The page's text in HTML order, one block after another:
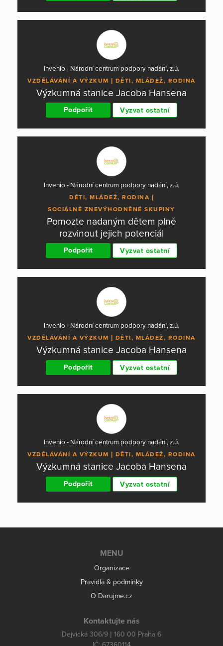
Invenio - Národní centrum podpory nadání, z.ú.
VZDĚLÁVÁNÍ A VÝZKUM DĚTI, MLÁDEŽ, RODINA
Výzkumná stanice Jacoba Hansena
Podpořit Vyzvat ostatní
Invenio - Národní centrum podpory nadání, z.ú.
DĚTI, MLÁDEŽ, RODINA
SOCIÁLNĚ ZNEVÝHODNĚNÉ SKUPINY
Pomozte nadaným dětem plně
rozvinout jejich potenciál
Podpořit Vyzvat ostatní
Invenio - Národní centrum podpory nadání, z.ú.
VZDĚLÁVÁNÍ A VÝZKUM DĚTI, MLÁDEŽ, RODINA
Výzkumná stanice Jacoba Hansena
Podpořit Vyzvat ostatní
Invenio - Národní centrum podpory nadání, z.ú.
VZDĚLÁVÁNÍ A VÝZKUM DĚTI, MLÁDEŽ, RODINA
Výzkumná stanice Jacoba Hansena
Podpořit Vyzvat ostatní
MENU
Organizace
Pravidla & podmínky
O Darujme.cz
Kontaktujte nás
Dejvická 306/9 | 160 00 Praha 6